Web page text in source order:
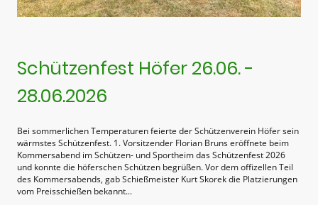
Schützenfest Höfer 26.06. -
28.06.2026
Bei sommerlichen Temperaturen feierte der Schützenverein Höfer sein
wärmstes Schützenfest. 1. Vorsitzender Florian Bruns eröffnete beim
Kommersabend im Schützen- und Sportheim das Schützenfest 2026
und konnte die höferschen Schützen begrüßen. Vor dem offizellen Teil
des Kommersabends, gab Schießmeister Kurt Skorek die Platzierungen
vom Preisschießen bekannt...